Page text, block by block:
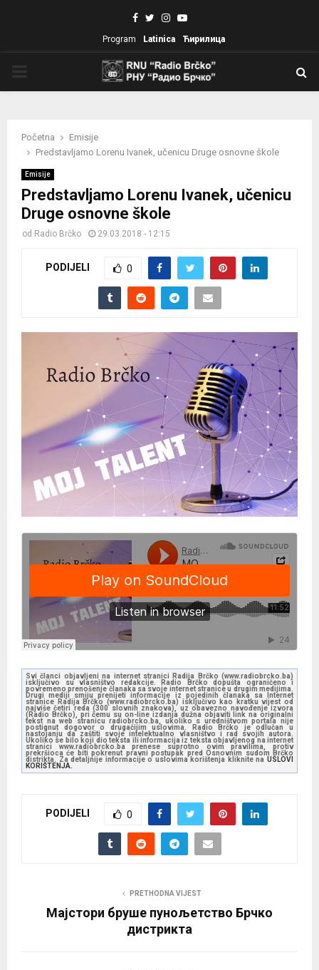
Facebook
TwitterInstagram
Youtube
Program Latinica Ћирилица
Početna
Emisije
Predstavljamo Lorenu Ivanek, učenicu Druge osnovne škole
Emisije
Predstavljamo Lorenu Ivanek, učenicu
Druge osnovne škole
od Radio Brčko 29.03.2018 - 12:15
PODIJELI 0
Svi članci objavljeni na internet stranici Radija Brčko (www.radiobrcko.ba)
isključivo su vlasništvo redakcije. Radio Brčko dopušta ograničeno i
povremeno prenošenje članaka sa svoje internet stranice u drugim medijima.
Drugi mediji smiju prenijeti informacije iz pojedinih članaka sa Internet
stranice Radija Brčko (www.radiobrcko.ba) isključivo kao kratku vijest od
najviše četiri reda (300 slovnih znakova), uz obavezno navođenje izvora
(Radio Brčko), pri čemu su on-line izdanja dužna objaviti link na originalni
tekst na web stranicu radiobrcko.ba, ukoliko s uredništvom portala nije
postignut dogovor o drugačijim uslovima. Radio Brčko je odlučan u
nastojanju da zaštiti svoje intelektualno vlasništvo i rad svojih autora.
Ukoliko se bilo koji dio teksta ili informacija iz teksta objavljenog na internet
stranici www.radiobrcko.ba prenese suprotno ovim pravilima, protiv
prekršioca će biti pokrenut pravni postupak pred Osnovnim sudom Brčko
distrikta. Za detaljnije informacije o uslovima korištenja kliknite na USLOVI
KORIŠTENJA.
PODIJELI 0
PRETHODNA VIJEST
Мајстори бруше пунољетство Брчко
дистрикта